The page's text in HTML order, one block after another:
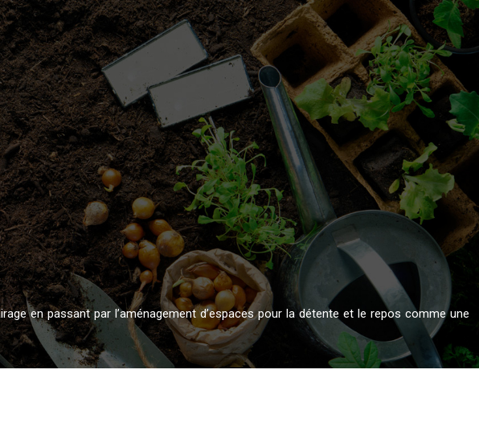
en passant par l’aménagement d’espaces pour la détente et le repos comme une